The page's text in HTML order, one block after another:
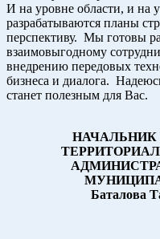
И на уровне области, и на
разрабатываются планы
перспективу. Мы готовы
взаимовыгодному
внедрению передовых
бизнеса и диалога.
станет полезным для Вас.
НАЧАЛЬНИК
Баталова